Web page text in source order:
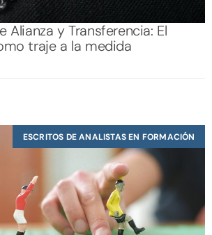
Alianza y Transferencia: El
traje a la medida
ESCRITOS DE ANALISTAS EN FORMACIÓN